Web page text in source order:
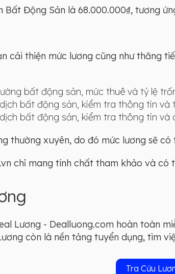
Bất Động Sản là 68.000.000₫, tương
cải thiện mức lương cũng như thăng
bất động sản, mức thuê và tỷ lệ
bất động sản, kiểm tra thông tin và
bất động sản, kiểm tra thông tin
thường xuyên, do đó mức lương sẽ
chỉ mang tính chất tham khảo và có
Lương - Dealluong.com hoàn toàn
còn là nền tảng tuyển dụng, tìm
Tra Cứu